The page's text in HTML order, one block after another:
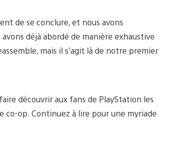
de se conclure, et nous avons
déjà abordé de manière exhaustive
mais il s’agit là de notre premier
découvrir aux fans de PlayStation les
co-op. Continuez à lire pour une myriade